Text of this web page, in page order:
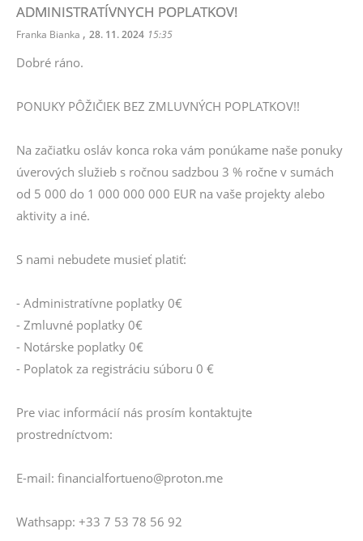
ADMINISTRATÍVNYCH POPLATKOV!
Franka Bianka , 28. 11. 2024 15:35
Dobré ráno.
PONUKY PÔŽIČIEK BEZ ZMLUVNÝCH POPLATKOV!!
Na začiatku osláv konca roka vám ponúkame naše ponuky
úverových služieb s ročnou sadzbou 3 % ročne v sumách
od 5 000 do 1 000 000 000 EUR na vaše projekty alebo
aktivity a iné.
S nami nebudete musieť platiť:
- Administratívne poplatky 0€
- Zmluvné poplatky 0€
- Notárske poplatky 0€
- Poplatok za registráciu súboru 0 €
Pre viac informácií nás prosím kontaktujte
prostredníctvom:
E-mail: financialfortueno@proton.me
Wathsapp: +33 7 53 78 56 92